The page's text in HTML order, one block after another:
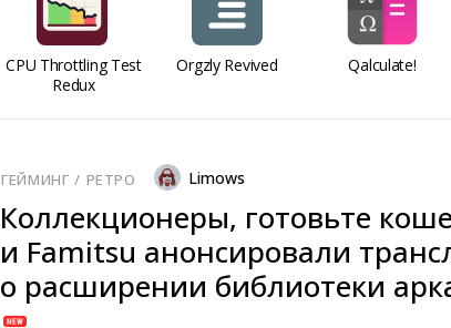
CPU Throttling Test
Redux
Orgzly Revived Qalculate!
ГЕЙМИНГ / РЕТРО Limows
Коллекционеры, готовьте
и Famitsu анонсировали
о расширении библиотеки